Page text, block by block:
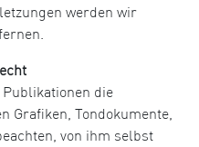
werden wir
die
Grafiken, Tondokumente,
von ihm selbst